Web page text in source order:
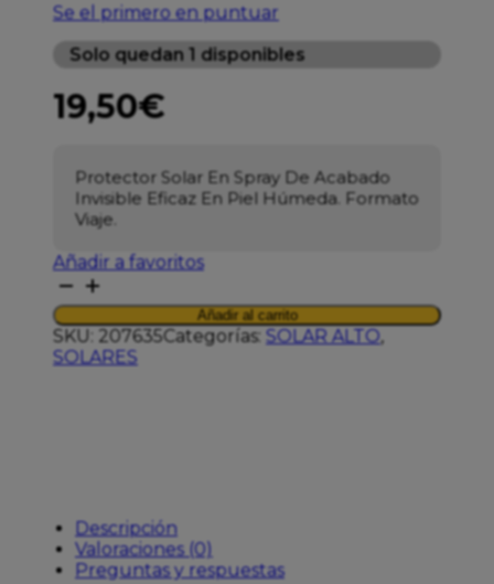
Se el primero en puntuar
Solo quedan 1 disponibles
19,50€
Protector Solar En Spray De Acabado
Invisible Eficaz En Piel Húmeda. Formato
Viaje.
Añadir a favoritos
ISDIN
FOTOP
TRANSP
SPR
WET
Añadir al carrito
SKU: 207635Categorías: SOLAR ALTO,
SOLARES
Descripción
Valoraciones (0)
Preguntas y respuestas